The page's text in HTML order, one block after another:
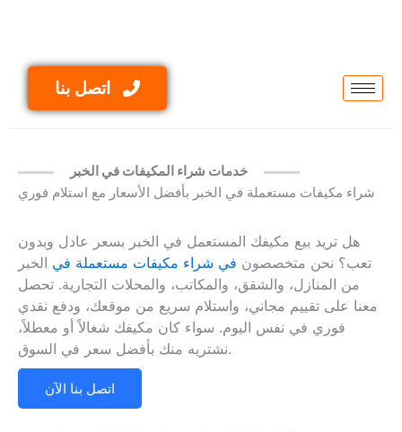
اتصل بنا
شراء مكيفات مستعملة في الخبر بأفضل الأسعار مع استلام فوري
هل تريد بيع مكيفك المستعمل في الخبر بسعر عادل وبدون
تعب؟ نحن متخصصون في شراء مكيفات مستعملة في الخبر
من المنازل، والشقق، والمكاتب، والمحلات التجارية. تحصل
معنا على تقييم مجاني، واستلام سريع من موقعك، ودفع نقدي
فوري في نفس اليوم. سواء كان مكيفك شغالاً أو معطلاً،
نشتريه منك بأفضل سعر في السوق.
اتصل بنا الآن